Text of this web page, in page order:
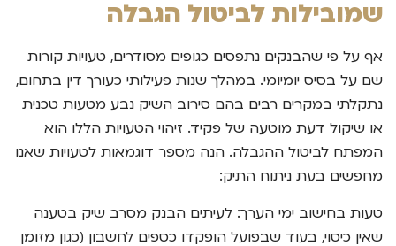
שמובילות לביטול הגבלה
אף על פי שהבנקים נתפסים כגופים מסודרים, טעויות קורות
שם על בסיס יומיומי. במהלך שנות פעילותי כעורך דין בתחום,
נתקלתי במקרים רבים בהם סירוב השיק נבע מטעות טכנית
או שיקול דעת מוטעה של פקיד. זיהוי הטעויות הללו הוא
המפתח לביטול ההגבלה. הנה מספר דוגמאות לטעויות שאנו
מחפשים בעת ניתוח התיק:
טעות בחישוב ימי הערך: לעיתים הבנק מסרב שיק בטענה
שאין כיסוי, בעוד שבפועל הופקדו כספים לחשבון (כגון מזומן